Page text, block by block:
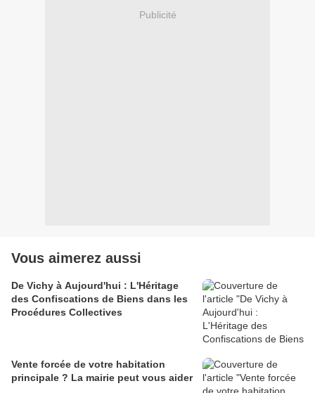
Publicité
Vous aimerez aussi
De Vichy à Aujourd'hui : L'Héritage
des Confiscations de Biens dans les
Procédures Collectives
Vente forcée de votre habitation
principale ? La mairie peut vous aider